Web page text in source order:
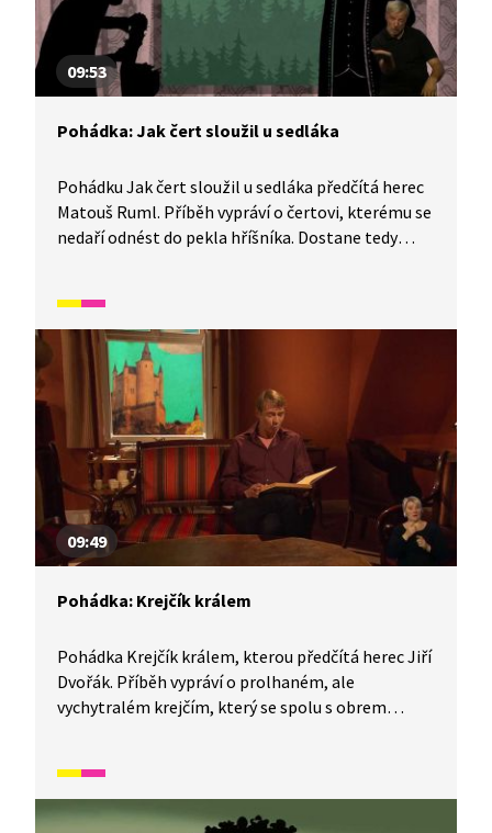
09:53
Pohádka: Jak čert sloužil u sedláka
Pohádku Jak čert sloužil u sedláka předčítá herec
Matouš Ruml. Příběh vypráví o čertovi, kterému se
nedaří odnést do pekla hříšníka. Dostane tedy
sedlákovi.
09:49
Pohádka: Krejčík králem
Pohádka Krejčík králem, kterou předčítá herec Jiří
Dvořák. Příběh vypráví o prolhaném, ale
vychytralém krejčím, který se spolu s obrem
Pohádka je přeložena do znakové řeči.